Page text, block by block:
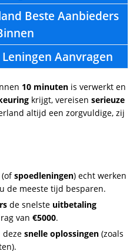
Beste Aanbieders
Aanvragen
10 minuten is verwerkt en
krijgt, vereisen serieuze
altijd een zorgvuldige, zij
(ofspoedleningen) echt werken
u de meeste tijd besparen.
de snelste uitbetaling
van €5000.
deze snelle oplossingen (zoals